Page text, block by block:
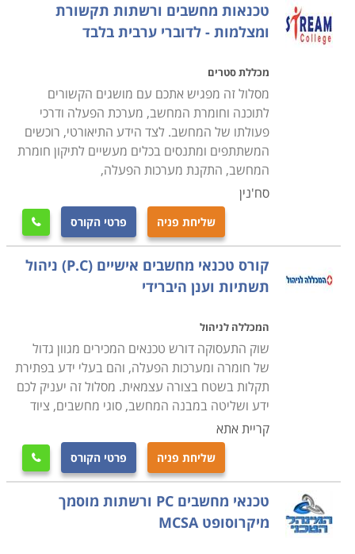
הבאים:
כוללים היכרות מעמיקה עם מבנה המחשב, סוגי מחשבים,
ציוד משלים, מערכות הפעלה, תחזוקה שוטפת, התקנה של
תוכנות וחומרות שונות, רשתות תקשורת, שדרוג תוכנות
וגרסאות, טיפול בתקלות ובכשלים מערכתיים ונושאים רבים
אחרים. הלימודים מתבצעים בדרך כלל במכללות מקצועיות
שלהן מעבדות מחשבים משוכללות כאשר במהלך הקורס
המשתתפים מתרגלים באופן מעשי את מה שלמדו ואת
העבודה שבה יעסקו בעתיד.
קורס טכנאי מחשבים ניידים
עוסק בלימוד מעמיק של מבנה המחשב הנייד, חומרה,
פירוק מחשבים ניידים והרכבתם, איתור תקלות, התקנת
תוכנות על מחשב נייד ועוד.
קורס טכנאי מחשבים עם הסמכת MCITP
במסגרת הקורס תלמדו נושאי חומרה וטכנאות, טכנולוגיות
מתקדמות, איתור תקלות, מערכות הפעלה ועוד תחומים
שעליהם אחראי טכנאי המחשבים. במקביל תעסקו גם
בעבודת מנהל רשתות תקשורת ותלמדו איך בונים רשת
תקשורת, איך מתאימים את הרשת לצרכים השוטפים של
הארגון, איך פותרים בעיות וכן הלאה.
טכנאות מחשבים ורשתות תקשורת
ומצלמות - לדוברי ערבית בלבד
מכללת סטרים
מסלול זה מפגיש אתכם עם מושגים הקשורים
לתוכנה וחומרת המחשב, מערכת הפעלה ודרכי
פעולתו של המחשב. לצד הידע התיאורטי, רוכשים
המשתתפים ומתנסים בכלים מעשיים לתיקון חומרת
המחשב, התקנת מערכות הפעלה,
סח'נין
שליחת פניה פרטי הקורס 
קורס טכנאי מחשבים אישיים (P.C) ניהול
תשתיות וענן היברידי
המכללה לניהול
שוק התעסוקה דורש טכנאים המכירים מגוון גדול
של חומרה ומערכות הפעלה, והם בעלי ידע בפתירת
תקלות בשטח בצורה עצמאית. מסלול זה יעניק לכם
ידע ושליטה במבנה המחשב, סוגי מחשבים, ציוד
קריית אתא
שליחת פניה פרטי הקורס 
טכנאי מחשבים PC ורשתות מוסמך
מיקרוסופט MCSA